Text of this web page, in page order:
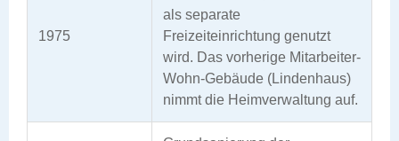
1975
als separate
Freizeiteinrichtung genutzt
wird. Das vorherige Mitarbeiter-
Wohn-Gebäude (Lindenhaus)
nimmt die Heimverwaltung auf.